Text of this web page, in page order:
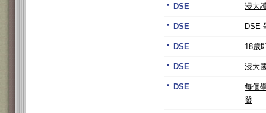
DSE 浸大
DSE DSE
DSE 18歲
DSE 浸大
DSE
每個
發